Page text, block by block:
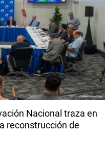
Nacional traza en
reconstrucción de